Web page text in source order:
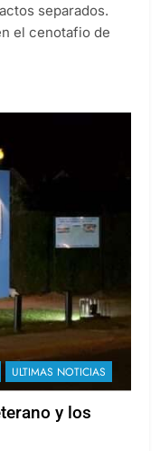
separados.
el cenotafio de
ULTIMAS NOTICIAS
y los